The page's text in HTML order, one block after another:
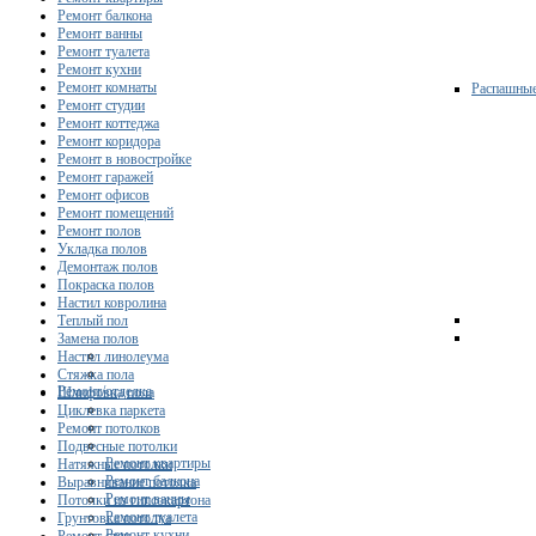
Ремонт/отделка
Ремонт квартиры
Ремонт балкона
Ремонт ванны
Ремонт туалета
Ремонт балкона
Ремонт ванны
Ремонт туалета
Ремонт кухни
Ремонт комнаты
Ремонт студии
Ремонт коттеджа
Ремонт коридора
Ремонт в новостройке
Ремонт гаражей
Ремонт офисов
Ремонт помещений
Ремонт полов
Укладка полов
Демонтаж полов
Покраска полов
Настил ковролина
Теплый пол
Замена полов
Настил линолеума
Стяжка пола
Шлифовка пола
Циклевка паркета
Ремонт потолков
Подвесные потолки
Натяжные потолки
Выравнивание потолка
Потолки из гипсокартона
Грунтовка потолка